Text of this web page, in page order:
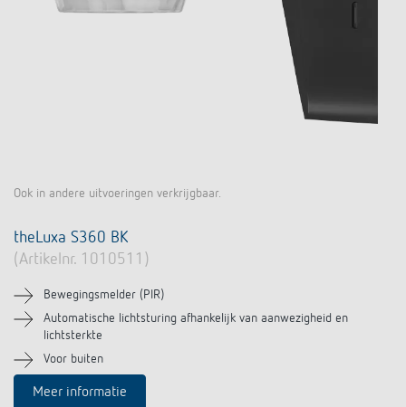
Ook in andere uitvoeringen verkrijgbaar.
theLuxa S360 BK
(Artikelnr. 1010511)
Bewegingsmelder (PIR)
Automatische lichtsturing afhankelijk van aanwezigheid en
lichtsterkte
Voor buiten
Meer informatie